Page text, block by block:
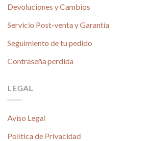
Devoluciones y Cambios
Servicio Post-venta y Garantía
Seguimiento de tu pedido
Contraseña perdida
LEGAL
Aviso Legal
Política de Privacidad